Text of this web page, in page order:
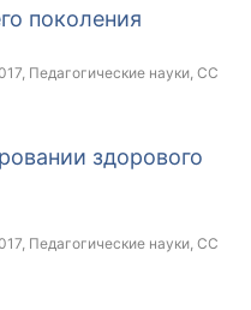
поколения
, Педагогические науки, CC
здорового
, Педагогические науки, CC